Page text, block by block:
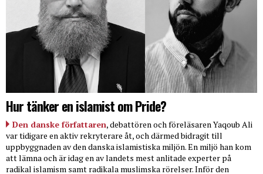
Hur tänker en islamist om Pride?
Den danske författaren, debattören och föreläsaren Yaqoub Ali
var tidigare en aktiv rekryterare åt, och därmed bidragit till
uppbyggnaden av den danska islamistiska miljön. En miljö han kom
att lämna och är idag en av landets mest anlitade experter på
radikal islamism samt radikala muslimska rörelser. Inför den